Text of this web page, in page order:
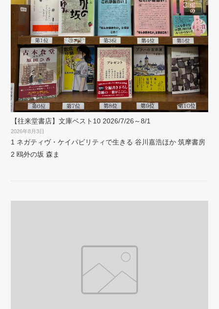
【往来堂書店】文庫ベスト10 2026/7/26～8/1
2026年8月3日
1 ネガティヴ・ケイパビリティで生きる 谷川嘉浩ほか 筑摩書房
2 鴎外の坂 森ま